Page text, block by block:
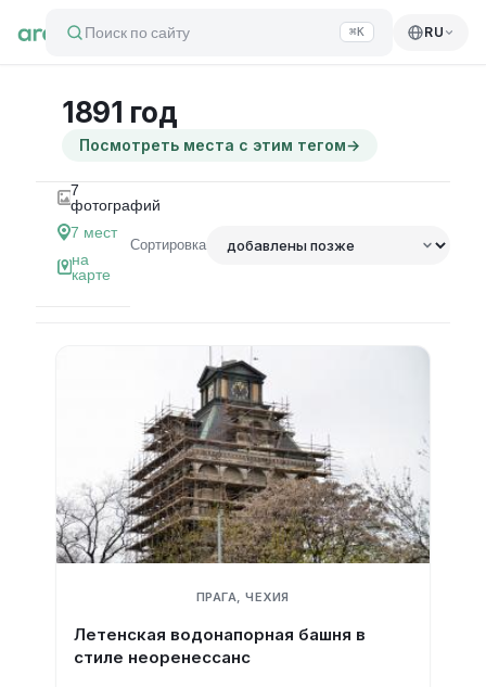
Поиск по сайту ⌘K RU
1891 год
Посмотреть места с этим тегом→
7
фотографий
7 мест
на
карте
Сортировка
ПРАГА, ЧЕХИЯ
Летенская водонапорная башня в
стиле неоренессанс